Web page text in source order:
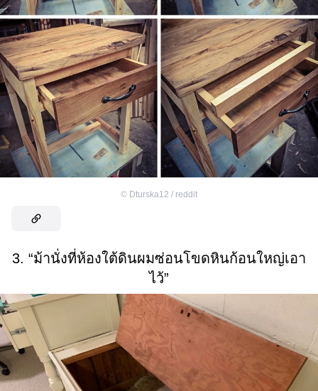
© Dturska12 / reddit
3. “ม้านั่งที่ห้องใต้ดินผมซ่อนโขดหินก้อนใหญ่เอา
ไว้”